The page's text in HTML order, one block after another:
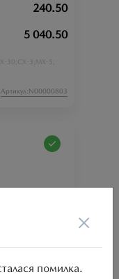
240.50
5 040.50
30; CX-3;
MX-5;
Артикул:N00000803
240.50
×
помилка.